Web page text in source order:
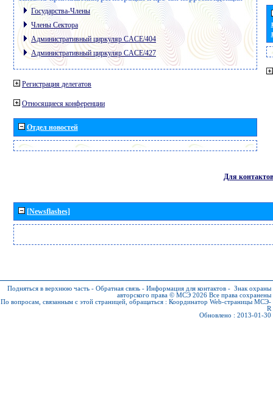
Государства-Члены
Члены Сектора
Административный циркуляр CACE/404
Административный циркуляр CACE/427
Регистрация делегатов
Относящиеся конференции
Отдел новостей
Для контактов
[Newsflashes]
Подняться в верхнюю часть - Обратная связь - Информация для контактов - Знак охраны
авторского права © МСЭ 2026 Все права сохранены
По вопросам, связанным с этой страницей, обращаться : Координатор Web-страницы МСЭ-
R
Обновлено : 2013-01-30